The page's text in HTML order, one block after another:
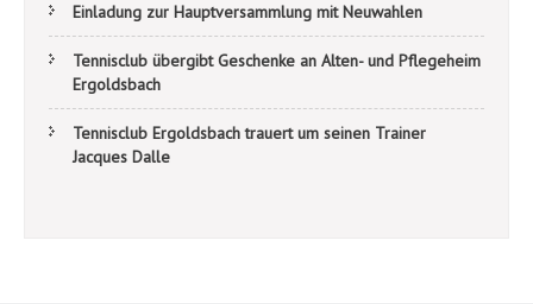
Einladung zur Hauptversammlung mit Neuwahlen
Tennisclub übergibt Geschenke an Alten- und Pflegeheim
Ergoldsbach
Tennisclub Ergoldsbach trauert um seinen Trainer
Jacques Dalle